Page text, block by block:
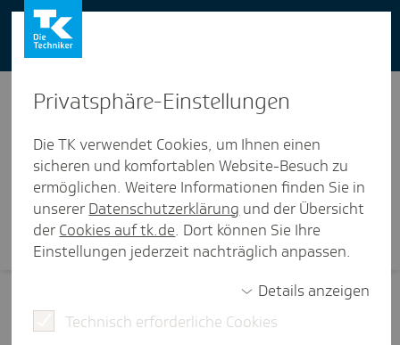
You can also use our website in English -
change to English version
Visi­ten­karte
Privat­sphäre-Einstel­lungen
Die TK verwendet Cookies, um Ihnen einen
sicheren und komfortablen Website-Besuch zu
ermöglichen. Weitere Informationen finden Sie in
unserer Datenschutzerklärung und der Übersicht
der Cookies auf tk.de. Dort können Sie Ihre
Einstellungen jederzeit nachträglich anpassen.
Details anzeigen
Technisch erforderliche Cookies